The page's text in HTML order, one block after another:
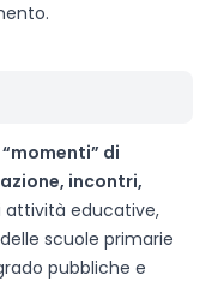
“momenti” di
incontri,
attività educative,
scuole primarie
pubbliche e